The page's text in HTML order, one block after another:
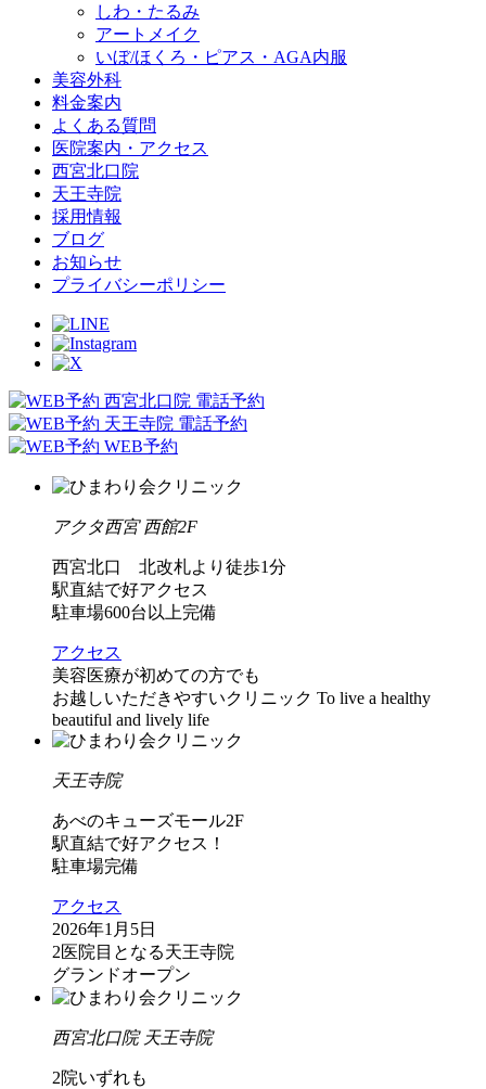
しわ・たるみ
アートメイク
いぼ/ほくろ・ピアス・AGA内服
美容外科
料金案内
よくある質問
医院案内・アクセス
西宮北口院
天王寺院
採用情報
ブログ
お知らせ
プライバシーポリシー
西宮北口院 電話予約
天王寺院 電話予約
WEB予約
アクタ西宮 西館2F
西宮北口 北改札より徒歩1分
駅直結で好アクセス
駐車場600台以上完備
アクセス
美容医療が初めての方でも
お越しいただきやすいクリニック To live a healthy
beautiful and lively life
天王寺院
あべのキューズモール2F
駅直結で好アクセス！
駐車場完備
アクセス
2026年1月5日
2医院目となる天王寺院
グランドオープン
西宮北口院 天王寺院
2院いずれも